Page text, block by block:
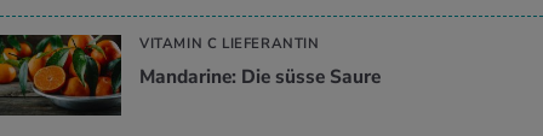
VITAMIN C LIEFERANTIN
Man­da­ri­ne: Die süsse Saure